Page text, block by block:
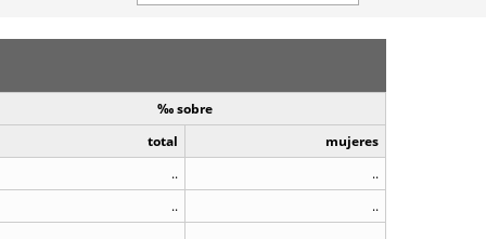
‰ sobre
total
mujeres
..
..
..
..